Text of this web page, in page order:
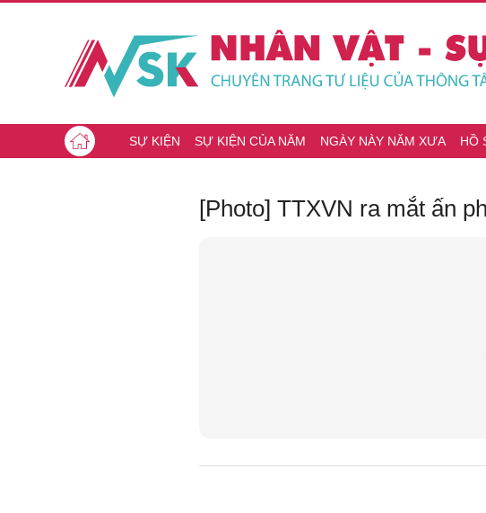
SỰ KIỆN SỰ KIỆN CỦA NĂM NGÀY NÀY NĂM XƯA HỒ
[Photo] TTXVN ra mắt ấn